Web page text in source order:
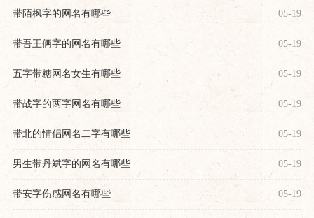
带陌枫字的网名有哪些 05-19
带吾王俩字的网名有哪些 05-19
五字带糖网名女生有哪些 05-19
带战字的两字网名有哪些 05-19
带北的情侣网名二字有哪些 05-19
男生带丹斌字的网名有哪些 05-19
带安字伤感网名有哪些 05-19